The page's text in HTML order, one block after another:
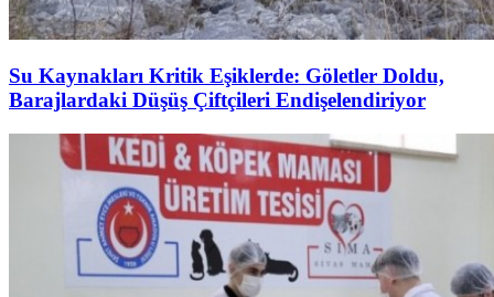
Su Kaynakları Kritik Eşiklerde: Göletler Doldu,
Barajlardaki Düşüş Çiftçileri Endişelendiriyor